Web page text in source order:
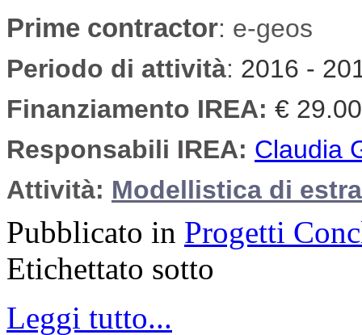
Prime contractor: e-geos
Periodo di attività: 2016 -
Finanziamento IREA: €
Responsabili IREA: Claudia
Attività: Modellistica di
Pubblicato in Progetti
Etichettato sotto
Leggi tutto...